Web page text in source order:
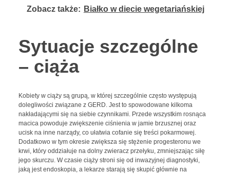
Zobacz także: Białko w diecie wegetariańskiej
Sytuacje szczególne
– ciąża
Kobiety w ciąży są grupą, w której szczególnie często występują
dolegliwości związane z GERD. Jest to spowodowane kilkoma
nakładającymi się na siebie czynnikami. Przede wszystkim rosnąca
macica powoduje zwiększenie ciśnienia w jamie brzusznej oraz
ucisk na inne narządy, co ułatwia cofanie się treści pokarmowej.
Dodatkowo w tym okresie zwiększa się stężenie progesteronu we
krwi, który oddziałuje na dolny zwieracz przełyku, zmniejszając siłę
jego skurczu. W czasie ciąży stroni się od inwazyjnej diagnostyki,
jaką jest endoskopia, a lekarze starają się skupić głównie na